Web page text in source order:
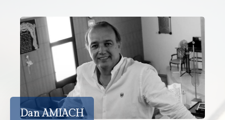
Dan AMIACH